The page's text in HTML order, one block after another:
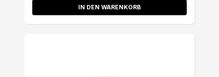
IN DEN WARENKORB